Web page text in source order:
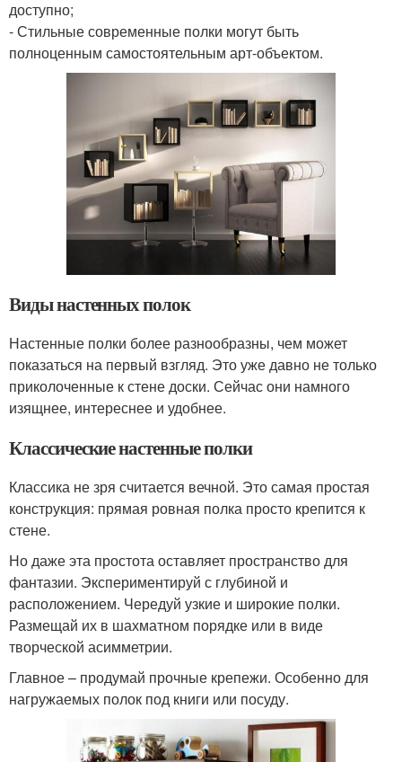
доступно;
- Стильные современные полки могут быть
полноценным самостоятельным арт-объектом.
Виды настенных полок
Настенные полки более разнообразны, чем может
показаться на первый взгляд. Это уже давно не только
приколоченные к стене доски. Сейчас они намного
изящнее, интереснее и удобнее.
Классические настенные полки
Классика не зря считается вечной. Это самая простая
конструкция: прямая ровная полка просто крепится к
стене.
Но даже эта простота оставляет пространство для
фантазии. Экспериментируй с глубиной и
расположением. Чередуй узкие и широкие полки.
Размещай их в шахматном порядке или в виде
творческой асимметрии.
Главное – продумай прочные крепежи. Особенно для
нагружаемых полок под книги или посуду.